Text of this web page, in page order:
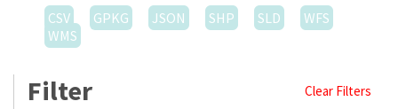
CSV
GPKG JSON SHP SLD
WFS
WMS
Filter Clear Filters